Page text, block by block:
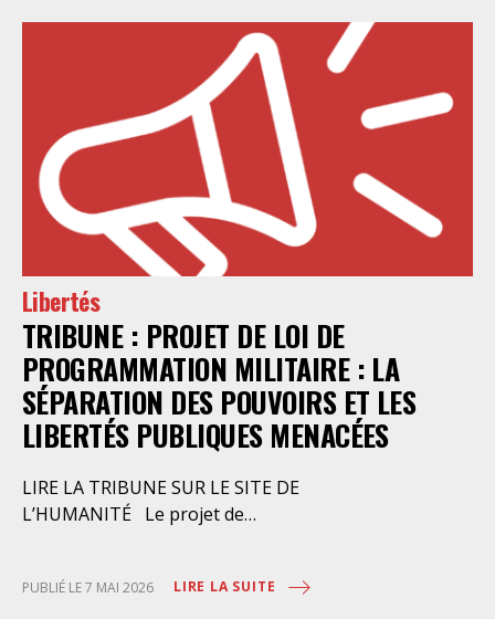
Libertés
TRIBUNE : PROJET DE LOI DE
PROGRAMMATION MILITAIRE : LA
SÉPARATION DES POUVOIRS ET LES
LIBERTÉS PUBLIQUES MENACÉES
LIRE LA TRIBUNE SUR LE SITE DE
L’HUMANITÉ Le projet de
2030 a été présenté en
PUBLIÉ LE 7 MAI 2026 LIRE LA SUITE